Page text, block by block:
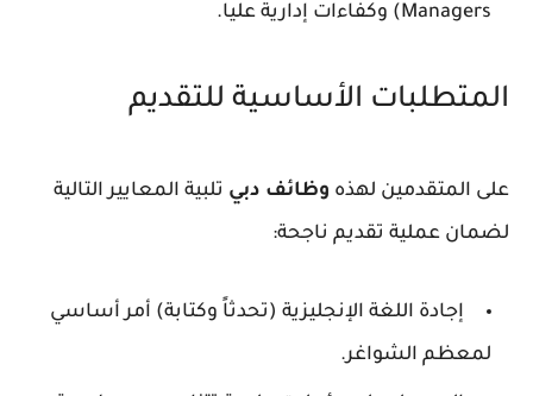
Managers) وكفاءات إدارية عليا.
المتطلبات الأساسية للتقديم
على المتقدمين لهذه وظائف دبي تلبية المعايير التالية
لضمان عملية تقديم ناجحة:
إجادة اللغة الإنجليزية (تحدثاً وكتابة) أمر أساسي
لمعظم الشواغر.